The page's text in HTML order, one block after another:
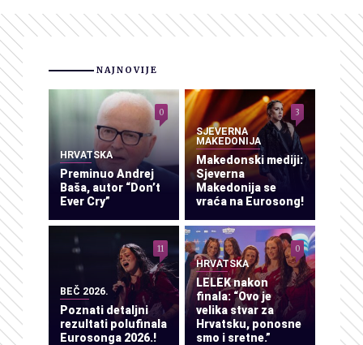
NAJNOVIJE
HRVATSKA
Preminuo Andrej
Baša, autor “Don’t
Ever Cry”
0
SJEVERNA
MAKEDONIJA
Makedonski mediji:
Sjeverna
Makedonija se
vraća na Eurosong!
3
BEČ 2026.
Poznati detaljni
rezultati polufinala
Eurosonga 2026.!
11
HRVATSKA
LELEK nakon
finala: “Ovo je
velika stvar za
Hrvatsku, ponosne
smo i sretne.”
0